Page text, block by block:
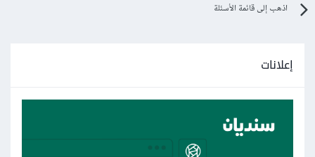
اذهب إلى قائمة الأسئلة
إعلانات